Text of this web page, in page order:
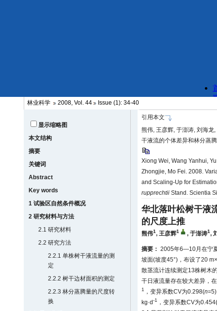
林业科学 2008, Vol. 44 Issue (1): 34-40
显示缩略图
本文结构
摘要
关键词
Abstract
Key words
1 试验区自然条件概况
2 研究材料与方法
2.1 研究材料
2.2 研究方法
2.2.1 单株树干液流量的测
定
2.2.2 树干边材面积的测定
2.2.3 林分蒸腾量的尺度转
换
引用本文
熊伟, 王彦辉, 于澎涛, 刘海龙
干液流的个体差异和林分蒸
Xiong Wei, Wang Yanhui,
Zhongjie, Mo Fei. 2008.
and Scaling-Up for
rupprechtii Stand. Scientia
华北落叶松树干液
的尺度上推
熊伟1, 王彦辉1 , 于澎涛1,
摘要： 2005年6—10月在宁
坡面(坡度45°)，布设了20
散茎流计连续测定13株树木
干日液流量存在较大差异，
1 ，变异系数CV为0.298(n
kg·d-1
，变异系数CV为0.454(